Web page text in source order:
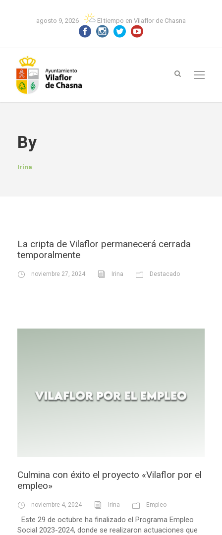
agosto 9, 2026 El tiempo en Vilaflor de Chasna
By
Irina
La cripta de Vilaflor permanecerá cerrada
temporalmente
noviembre 27, 2024 Irina Destacado
Culmina con éxito el proyecto «Vilaflor por el
empleo»
noviembre 4, 2024 Irina Empleo
Este 29 de octubre ha finalizado el Programa Empleo
Social 2023-2024, donde se realizaron actuaciones que